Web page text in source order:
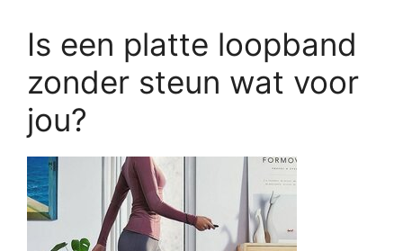
Is een platte loopband
zonder steun wat voor
jou?